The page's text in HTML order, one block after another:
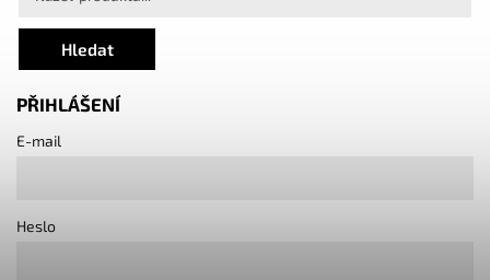
Hledat
PŘIHLÁŠENÍ
E-mail
Heslo